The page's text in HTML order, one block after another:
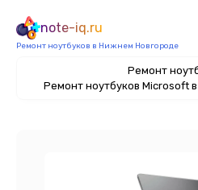
note-iq.ru
Ремонт ноутбуков в Нижнем Новгороде
Ремонт
Ремонт ноутбуков Microsoft